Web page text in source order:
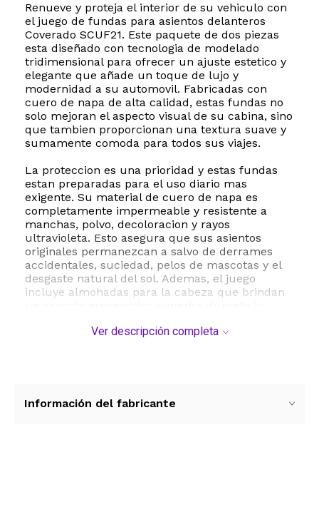
Renueve y proteja el interior de su vehiculo con
el juego de fundas para asientos delanteros
Coverado SCUF21. Este paquete de dos piezas
esta diseñado con tecnologia de modelado
tridimensional para ofrecer un ajuste estetico y
elegante que añade un toque de lujo y
modernidad a su automovil. Fabricadas con
cuero de napa de alta calidad, estas fundas no
solo mejoran el aspecto visual de su cabina, sino
que tambien proporcionan una textura suave y
sumamente comoda para todos sus viajes.
La proteccion es una prioridad y estas fundas
estan preparadas para el uso diario mas
exigente. Su material de cuero de napa es
completamente impermeable y resistente a
manchas, polvo, decoloracion y rayos
ultravioleta. Esto asegura que sus asientos
originales permanezcan a salvo de derrames
accidentales, suciedad, pelos de mascotas y el
desgaste natural del sol. Ademas, el juego
incluye almohadas para la cabeza que brindan
automoviles, camionetas, SUV y pickups. La
Ver descripción completa
Información del fabricante